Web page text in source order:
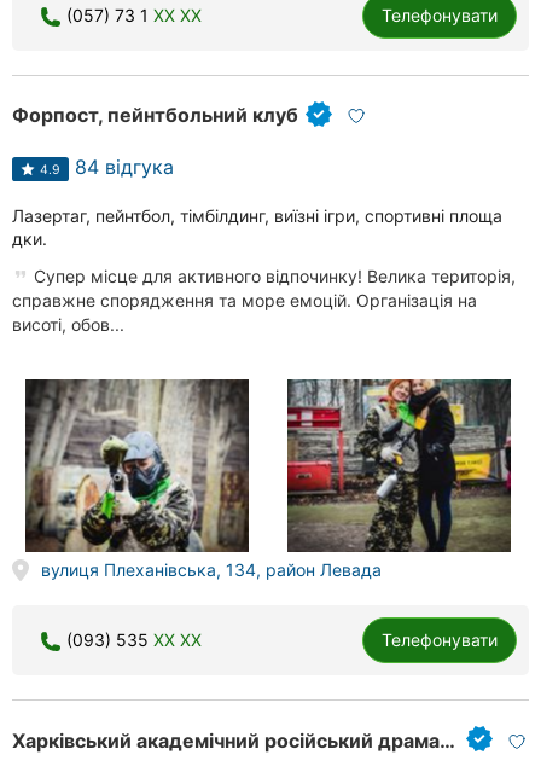
(057) 73 1 XX XX Телефонувати
Форпост, пейнтбольний клуб
4.9 84 відгука
Лазертаг, пейнтбол, тімбілдинг, виїзні ігри, спортивні площа
дки.
Супер місце для активного відпочинку! Велика територія,
справжне спорядження та море емоцій. Організація на
висоті, обов...
вулиця Плеханівська, 134, район Левада
(093) 535 XX XX Телефонувати
Харківський академічний російський драматичний театр ім. А. С. Пушкіна